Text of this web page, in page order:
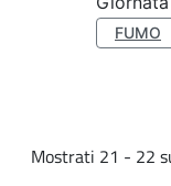
FUMO
Mostrati 21 - 22